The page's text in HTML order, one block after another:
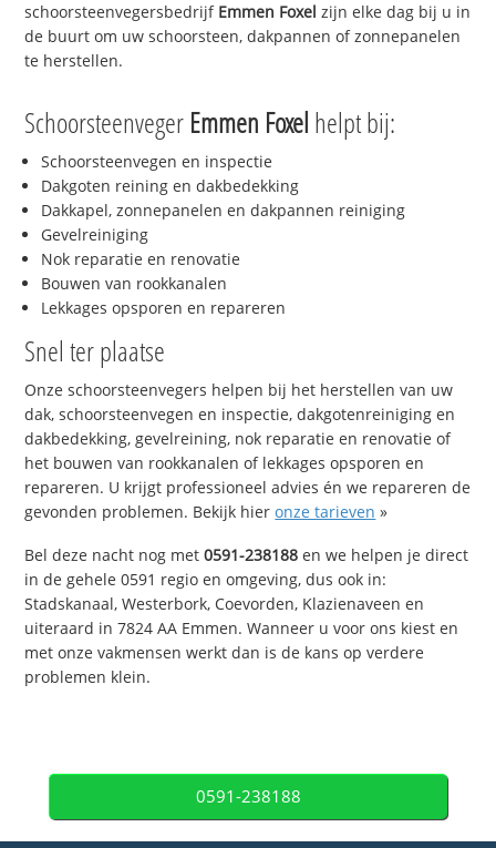
schoorsteenvegersbedrijf Emmen Foxel zijn elke dag bij u in
de buurt om uw schoorsteen, dakpannen of zonnepanelen
te herstellen.
Schoorsteenveger Emmen Foxel helpt bij:
Schoorsteenvegen en inspectie
Dakgoten reining en dakbedekking
Dakkapel, zonnepanelen en dakpannen reiniging
Gevelreiniging
Nok reparatie en renovatie
Bouwen van rookkanalen
Lekkages opsporen en repareren
Snel ter plaatse
Onze schoorsteenvegers helpen bij het herstellen van uw
dak, schoorsteenvegen en inspectie, dakgotenreiniging en
dakbedekking, gevelreining, nok reparatie en renovatie of
het bouwen van rookkanalen of lekkages opsporen en
repareren. U krijgt professioneel advies én we repareren de
gevonden problemen. Bekijk hieronze tarieven »
Bel deze nacht nog met0591-238188 en we helpen je direct
in de gehele 0591 regio en omgeving, dus ook in:
Stadskanaal, Westerbork, Coevorden, Klazienaveen en
uiteraard in 7824 AA Emmen. Wanneer u voor ons kiest en
met onze vakmensen werkt dan is de kans op verdere
problemen klein.
0591-238188